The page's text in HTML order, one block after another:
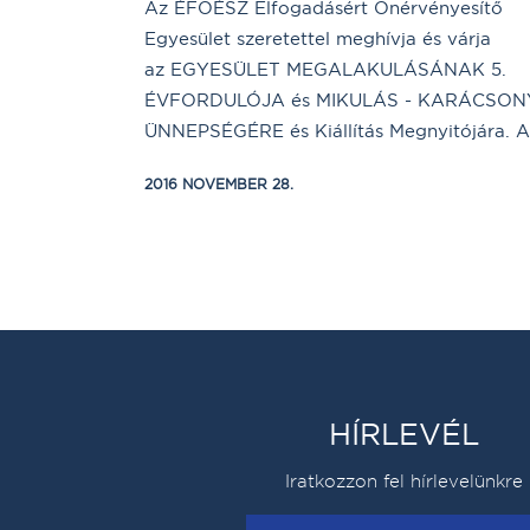
Az ÉFOÉSZ Elfogadásért Önérvényesítő
Egyesület szeretettel meghívja és várja
az EGYESÜLET MEGALAKULÁSÁNAK 5.
ÉVFORDULÓJA és MIKULÁS -
ÜNNEPSÉGÉRE és Kiállítás Megnyitójára.
2016 NOVEMBER 28.
HÍRLEVÉL
Iratkozzon fel hírlevelünkre